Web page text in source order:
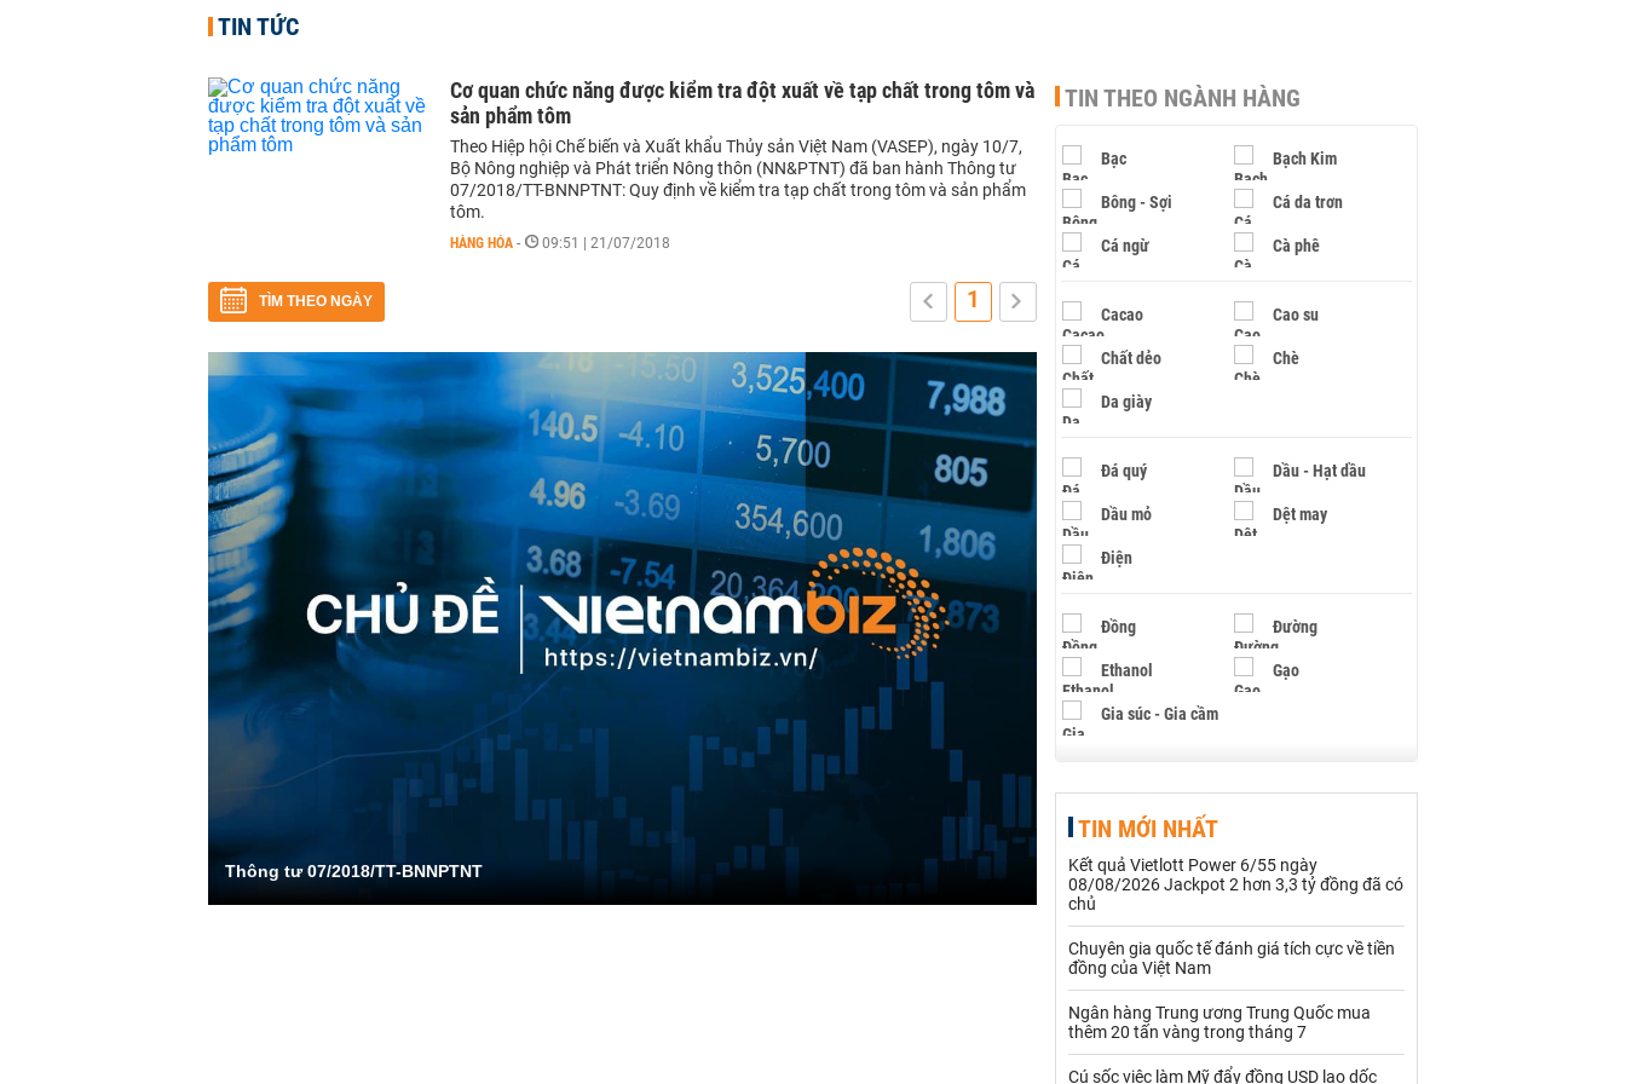
TIN TỨC
Cơ quan chức năng được kiểm tra đột xuất về tạp chất trong tôm và
sản phẩm tôm
Theo Hiệp hội Chế biến và Xuất khẩu Thủy sản Việt Nam (VASEP), ngày 10/7,
Bộ Nông nghiệp và Phát triển Nông thôn (NN&PTNT) đã ban hành Thông tư
07/2018/TT-BNNPTNT: Quy định về kiểm tra tạp chất trong tôm và sản phẩm
tôm.
HÀNG HÓA - 09:51 | 21/07/2018
TÌM THEO NGÀY 1
Thông tư 07/2018/TT-BNNPTNT
TIN THEO NGÀNH HÀNG
Bạc Bạch Kim
Bông - Sợi Cá da trơn
Cá ngừ Cà phê
Cacao Cao su
Chất dẻo Chè
Da giày
Đá quý Dầu - Hạt dầu
Dầu mỏ Dệt may
Điện
Đồng Đường
Ethanol Gạo
Gia súc - Gia cầm
Hạt điều
Khí đốt
Kim loại khác Mắc ca
Muối
Nhựa - Hạt nhựa
TIN MỚI NHẤT
Kết quả Vietlott Power 6/55 ngày
08/08/2026 Jackpot 2 hơn 3,3 tỷ đồng đã có
chủ
Chuyên gia quốc tế đánh giá tích cực về tiền
đồng của Việt Nam
Ngân hàng Trung ương Trung Quốc mua
thêm 20 tấn vàng trong tháng 7
Cú sốc việc làm Mỹ đẩy đồng USD lao dốc